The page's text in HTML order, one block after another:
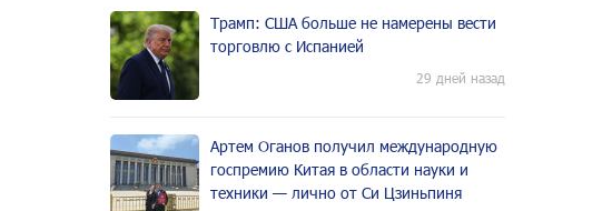
Трамп: США больше не намерены вести
торговлю с Испанией
29 дней назад
Артем Оганов получил международную
госпремию Китая в области науки и
техники — лично от Си Цзиньпиня